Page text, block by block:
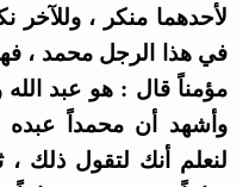
لأحدهما منكر ، وللآخر
في هذا الرجل محمد ،
مؤمناً قال : هو عبد الله
وأشهد أن محمداً عبده
لنعلم أنك لتقول ذلك